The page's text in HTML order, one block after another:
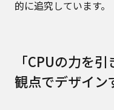
的に追究しています。
「CPUの力を
観点でデザイン